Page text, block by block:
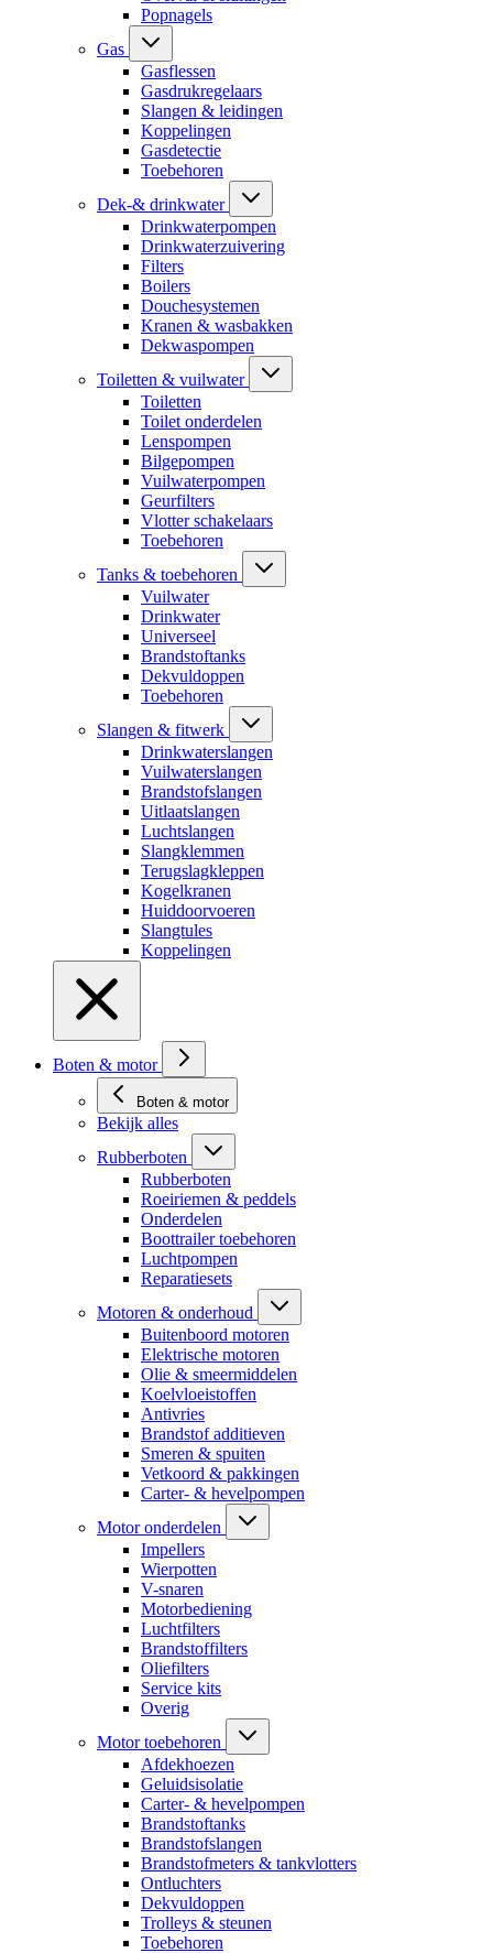
Popnagels
Gas
Gasflessen
Gasdrukregelaars
Slangen & leidingen
Koppelingen
Gasdetectie
Toebehoren
Dek-& drinkwater
Drinkwaterpompen
Drinkwaterzuivering
Filters
Boilers
Douchesystemen
Kranen & wasbakken
Dekwaspompen
Toiletten & vuilwater
Toiletten
Toilet onderdelen
Lenspompen
Bilgepompen
Vuilwaterpompen
Geurfilters
Vlotter schakelaars
Toebehoren
Tanks & toebehoren
Vuilwater
Drinkwater
Universeel
Brandstoftanks
Dekvuldoppen
Toebehoren
Slangen & fitwerk
Drinkwaterslangen
Vuilwaterslangen
Brandstofslangen
Uitlaatslangen
Luchtslangen
Slangklemmen
Terugslagkleppen
Kogelkranen
Huiddoorvoeren
Slangtules
Koppelingen
Boten & motor
Boten & motor
Bekijk alles
Rubberboten
Rubberboten
Roeiriemen & peddels
Onderdelen
Boottrailer toebehoren
Luchtpompen
Reparatiesets
Motoren & onderhoud
Buitenboord motoren
Elektrische motoren
Olie & smeermiddelen
Koelvloeistoffen
Antivries
Brandstof additieven
Smeren & spuiten
Vetkoord & pakkingen
Carter- & hevelpompen
Motor onderdelen
Impellers
Wierpotten
V-snaren
Motorbediening
Luchtfilters
Brandstoffilters
Oliefilters
Service kits
Overig
Motor toebehoren
Afdekhoezen
Geluidsisolatie
Carter- & hevelpompen
Brandstoftanks
Brandstofslangen
Brandstofmeters & tankvlotters
Ontluchters
Dekvuldoppen
Trolleys & steunen
Toebehoren